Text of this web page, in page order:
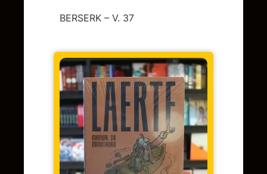
BERSERK – V. 37